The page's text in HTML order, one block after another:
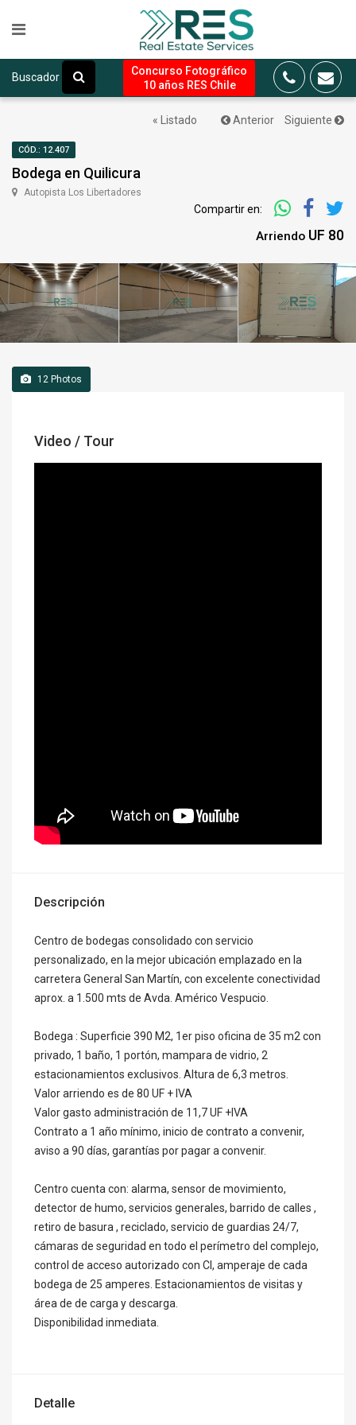
Buscador
Concurso Fotográfico
10 años RES Chile
« Listado Anterior Siguiente
CÓD.: 12.407
Bodega en Quilicura
Autopista Los Libertadores
Compartir en:
Arriendo UF 80
12 Photos
Video / Tour
Descripción
Centro de bodegas consolidado con servicio
personalizado, en la mejor ubicación emplazado en la
carretera General San Martín, con excelente conectividad
aprox. a 1.500 mts de Avda. Américo Vespucio.
Bodega : Superficie 390 M2, 1er piso oficina de 35 m2 con
privado, 1 baño, 1 portón, mampara de vidrio, 2
estacionamientos exclusivos. Altura de 6,3 metros.
Valor arriendo es de 80 UF + IVA
Valor gasto administración de 11,7 UF +IVA
Contrato a 1 año mínimo, inicio de contrato a convenir,
aviso a 90 días, garantías por pagar a convenir.
Centro cuenta con: alarma, sensor de movimiento,
detector de humo, servicios generales, barrido de calles ,
retiro de basura , reciclado, servicio de guardias 24/7,
cámaras de seguridad en todo el perímetro del complejo,
control de acceso autorizado con CI, amperaje de cada
bodega de 25 amperes. Estacionamientos de visitas y
área de de carga y descarga.
Disponibilidad inmediata.
Detalle